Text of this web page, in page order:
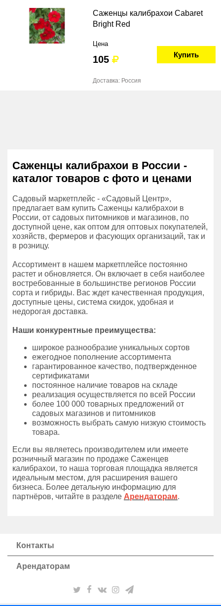
Саженцы калибрахои Cabaret
Bright Red
Цена
105 Купить
Доставка: Россия
Саженцы калибрахои в России -
каталог товаров с фото и ценами
Садовый маркетплейс - «Садовый Центр»,
предлагает вам купить Саженцы калибрахои в
России, от садовых питомников и магазинов, по
доступной цене, как оптом для оптовых покупателей,
хозяйств, фермеров и фасующих организаций, так и
в розницу.
Ассортимент в нашем маркетплейсе постоянно
растет и обновляется. Он включает в себя наиболее
востребованные в большинстве регионов России
сорта и гибриды. Вас ждет качественная продукция,
доступные цены, система скидок, удобная и
недорогая доставка.
Наши конкурентные преимущества:
широкое разнообразие уникальных сортов
ежегодное пополнение ассортимента
гарантированное качество, подтвержденное
сертификатами
постоянное наличие товаров на складе
реализация осуществляется по всей России
более 100 000 товарных предложений от
садовых магазинов и питомников
возможность выбрать самую низкую стоимость
товара.
Если вы являетесь производителем или имеете
розничный магазин по продаже Саженцев
калибрахои, то наша торговая площадка является
идеальным местом, для расширения вашего
бизнеса. Более детальную информацию для
партнёров, читайте в разделе Арендаторам.
Контакты
Арендаторам